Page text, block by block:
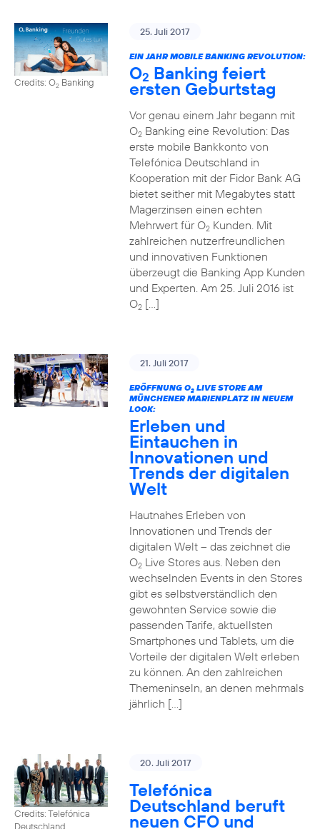
Credits: O2 Banking
25. Juli 2017
EIN JAHR MOBILE BANKING REVOLUTION:
O2 Banking feiert
ersten Geburtstag
Vor genau einem Jahr begann mit
O2Banking eine Revolution: Das
erste mobile Bankkonto von
Telefónica Deutschland in
Kooperation mit der Fidor Bank AG
bietet seither mit Megabytes statt
Magerzinsen einen echten
Mehrwert für O2Kunden. Mit
zahlreichen nutzerfreundlichen
und innovativen Funktionen
überzeugt die Banking App Kunden
und Experten. Am 25. Juli 2016 ist
O2[…]
21. Juli 2017
ERÖFFNUNG O2LIVE STORE AM
MÜNCHENER MARIENPLATZ IN NEUEM
LOOK:
Erleben und
Eintauchen in
Innovationen und
Trends der digitalen
Welt
Hautnahes Erleben von
Innovationen und Trends der
digitalen Welt – das zeichnet die
O2Live Stores aus. Neben den
wechselnden Events in den Stores
gibt es selbstverständlich den
gewohnten Service sowie die
passenden Tarife, aktuellsten
Smartphones und Tablets, um die
Vorteile der digitalen Welt erleben
zu können. An den zahlreichen
Themeninseln, an denen mehrmals
jährlich […]
Credits: Telefónica
Deutschland
20. Juli 2017
Telefónica
Deutschland beruft
neuen CFO und